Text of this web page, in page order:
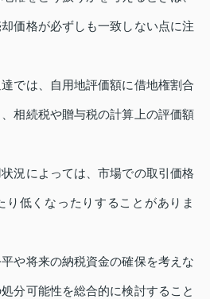
価格が必ずしも一致しない点に注
では、自用地評価額に借地権割合
相続税や贈与税の計算上の評価額
況によっては、市場での取引価格
り低くなったりすることがありま
や将来の納税資金の確保を考えな
分可能性を総合的に検討すること